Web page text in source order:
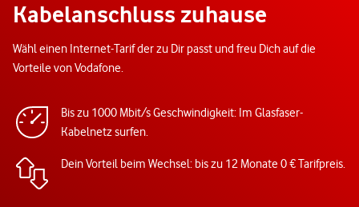
Kabelanschluss zuhause
Wähl einen Internet-Tarif der zu Dir passt und freu Dich auf die
Vorteile von Vodafone.
Bis zu 1000 Mbit/s Geschwindigkeit: Im Glasfaser-
Kabelnetz surfen.
Dein Vorteil beim Wechsel: bis zu 12 Monate 0 € Tarifpreis.